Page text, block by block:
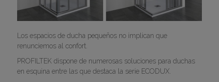
Los espacios de ducha pequeños no implican que
renunciemos al confort.
PROFILTEK dispone de numerosas soluciones para duchas
en esquina entre las que destaca la serie ECODUX.